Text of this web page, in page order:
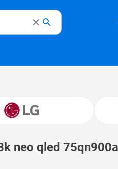
neo qled 75qn900a